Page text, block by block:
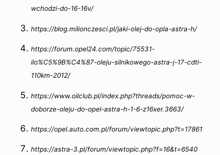
wchodzi-do-16-16v/
https://blog.milionczesci.pl/jaki-olej-do-opla-astra-h/
https://forum.opel24.com/topic/75531-
ilo%C5%9B%C4%87-oleju-silnikowego-astra-j-17-cdti-
110km-2012/
https://www.oilclub.pl/index.php?threads/pomoc-w-
doborze-oleju-do-opel-astra-h-1-6-z16xer.3663/
https://opel.auto.com.pl/forum/viewtopic.php?t=17861
https://astra-3.pl/forum/viewtopic.php?f=16&t=6540